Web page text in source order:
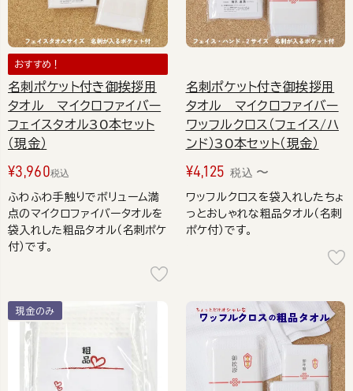
おすすめ！
名刺ポケット付き御挨拶用
タオル マイクロファイバー
フェイスタオル30本セット
（現金）
¥3,960税込
ふわふわ手触りでボリューム満
点のマイクロファイバータオルを
袋入れした粗品タオル（名刺ポケ
付）です。
名刺ポケット付き御挨拶用
タオル マイクロファイバー
ワッフルクロス（フェイス/ハ
ンド）30本セット（現金）
¥4,125 税込 〜
ワッフルクロスを袋入れしたちょ
っとおしゃれな粗品タオル（名刺
ポケ付）です。
現金のみ